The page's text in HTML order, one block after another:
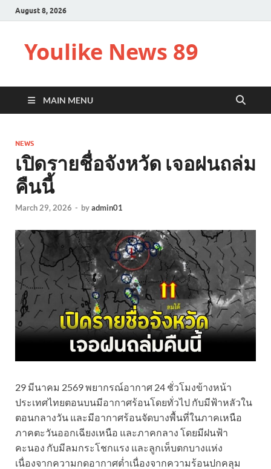
August 8, 2026
Youlike News 89
MAIN MENU
NEWS
เปิดรายชื่อจังหวัด เจอฝนถล่ม
คืนนี้
March 29, 2026 - byadmin01
29 มีนาคม 2569 พยากรณ์อากาศ 24 ชั่วโมงข้างหน้า
ประเทศไทยตอนบนมีอากาศร้อนโดยทั่วไป กับมีฟ้าหลัวใน
ตอนกลางวัน และมีอากาศร้อนจัดบางพื้นที่ในภาคเหนือ
ภาคตะวันออกเฉียงเหนือ และภาคกลาง โดยมีฝนฟ้า
คะนอง กับมีลมกระโชกแรง และลูกเห็บตกบางแห่ง
เนื่องจากความกดอากาศต่ำเนื่องจากความร้อนปกคลุม